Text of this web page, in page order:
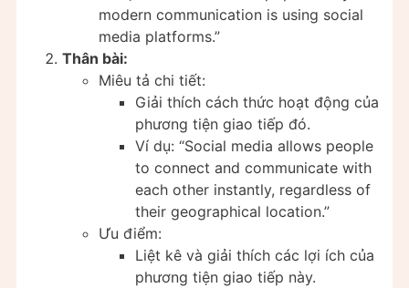
modern communication is using social
media platforms.”
Thân bài:
Miêu tả chi tiết:
Giải thích cách thức hoạt động của
phương tiện giao tiếp đó.
Ví dụ: “Social media allows people
to connect and communicate with
each other instantly, regardless of
their geographical location.”
Ưu điểm:
Liệt kê và giải thích các lợi ích của
phương tiện giao tiếp này.